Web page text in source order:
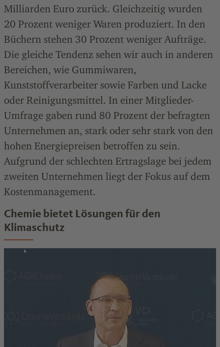
Milliarden Euro zurück. Gleichzeitig wurden
20 Prozent weniger Waren produziert. In den
Büchern stehen 30 Prozent weniger Aufträge.
Die gleiche Tendenz sehen wir auch in anderen
Bereichen, wie Gummiwaren,
Kunststoffverarbeiter sowie Farben und Lacke
oder Reinigungsmittel. In einer Mitglieder-
Umfrage gaben rund 80 Prozent der befragten
Unternehmen an, stark oder sehr stark von den
hohen Energiepreisen betroffen zu sein.
Aufgrund der schlechten Ertragslage bei jedem
zweiten Unternehmen liegt der Fokus auf dem
Kostenmanagement.
Chemie bietet Lösungen für den
Klimaschutz